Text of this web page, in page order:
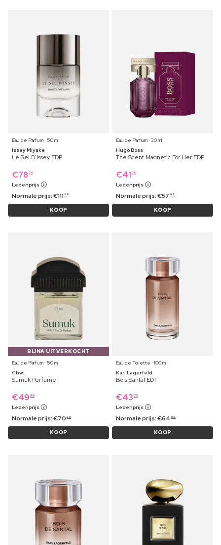
Eau de Parfum ⋅ 50 ml
Issey Miyake
Le Sel D'Issey EDP
€78 79
Ledenprijs
Normale prijs:€111 99
KOOP
Eau de Parfum ⋅ 30 ml
Hugo Boss
The Scent Magnetic For Her EDP
€41 79
Ledenprijs
Normale prijs:€57 99
KOOP
BIJNA UITVERKOCHT
Eau de Parfum ⋅ 50 ml
Chwi
Sumuk Perfume
€49 39
Ledenprijs
Normale prijs:€70 29
KOOP
Eau de Toilette ⋅ 100 ml
Karl Lagerfeld
Bois Santal EDT
€43 79
Ledenprijs
Normale prijs:€64 99
KOOP